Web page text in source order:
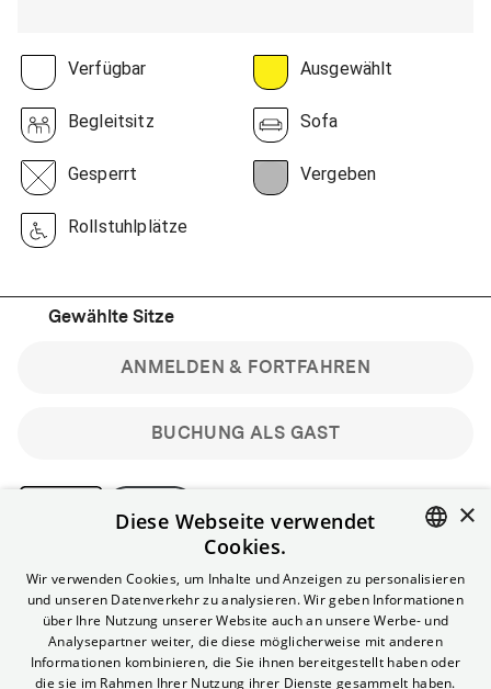
Verfügbar Ausgewählt
Begleitsitz Sofa
Gesperrt Vergeben
Rollstuhlplätze
Gewählte Sitze
BUCHUNG ALS GAST
ANMELDEN & FORTFAHREN
Bitte beachte: Gastbuchungen sind nicht stornierbar.
Registriere dich kostenlos für bis zu 90 min vor Filmbeginn
stornierbare Tickets für reguläre Vorstellungen.
Unlimited-Mitglied? Melde dich an, um deine Benefits
nutzen zu können.
ENGLISH
×
Diese Webseite verwendet
Cookies.
Wir verwenden Cookies, um Inhalte und Anzeigen zu personalisieren
und unseren Datenverkehr zu analysieren. Wir geben Informationen
über Ihre Nutzung unserer Website auch an unsere Werbe- und
Analysepartner weiter, die diese möglicherweise mit anderen
Informationen kombinieren, die Sie ihnen bereitgestellt haben oder
die sie im Rahmen Ihrer Nutzung ihrer Dienste gesammelt haben.